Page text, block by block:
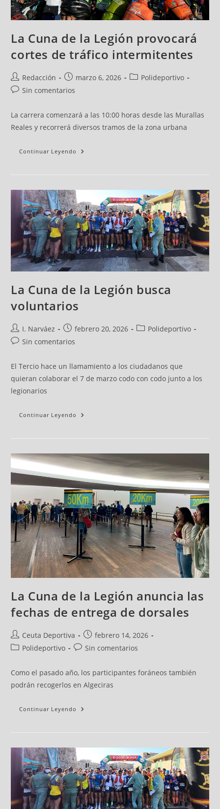
La Cuna de la Legión provocará
cortes de tráfico intermitentes
Redacción marzo 6, 2026
Polideportivo
Sin comentarios
La carrera comenzará a las 10:00 horas desde las Murallas
Reales y recorrerá diversos tramos de la zona urbana
Continuar Leyendo
La Cuna de la Legión busca
voluntarios
I. Narváez febrero 20, 2026
Polideportivo
Sin comentarios
El Tercio hace un llamamiento a los ciudadanos que
quieran colaborar el 7 de marzo codo con codo junto a los
legionarios
Continuar Leyendo
La Cuna de la Legión anuncia las
fechas de entrega de dorsales
Ceuta Deportiva
febrero 14, 2026
Polideportivo
Sin comentarios
Como el pasado año, los participantes foráneos también
podrán recogerlos en Algeciras
Continuar Leyendo